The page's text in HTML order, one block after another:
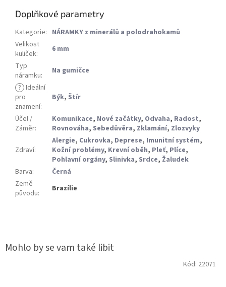
Doplňkové parametry
Kategorie: NÁRAMKY z minerálů a polodrahokamů
Velikost
kuliček:
6 mm
Typ
náramku:
Na gumičce
? Ideální
pro
znamení:
Býk, Štír
Účel /
Záměr:
Komunikace, Nové začátky, Odvaha, Radost,
Rovnováha, Sebedůvěra, Zklamání, Zlozvyky
Zdraví:
Alergie, Cukrovka, Deprese, Imunitní systém,
Kožní problémy, Krevní oběh, Pleť, Plíce,
Pohlavní orgány, Slinivka, Srdce, Žaludek
Barva:
Černá
Země
původu: Brazílie
Kód: 22071